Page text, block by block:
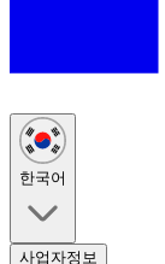
한국어
사업자정보